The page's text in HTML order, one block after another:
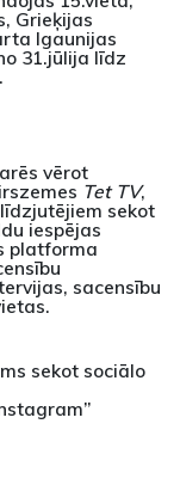
Grieķijas
Igaunijas
31.jūlija līdz
vērot
Tet TV,
sekot
iespējas
platforma
sacensību
sekot sociālo